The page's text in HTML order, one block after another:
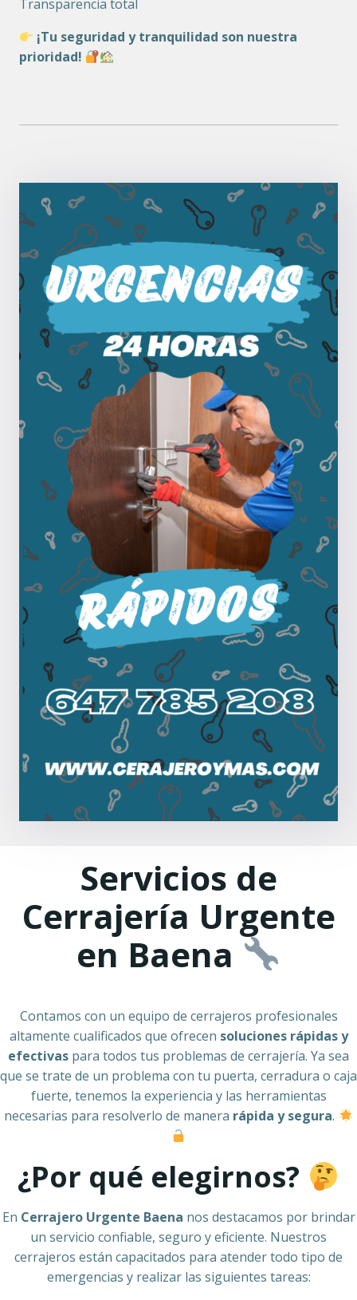
Transparencia total
¡Tu seguridad y tranquilidad son nuestra
prioridad!
Servicios de
Cerrajería Urgente
en Baena
Contamos con un equipo de cerrajeros profesionales
altamente cualificados que ofrecen soluciones rápidas y
efectivas para todos tus problemas de cerrajería. Ya sea
que se trate de un problema con tu puerta, cerradura o caja
fuerte, tenemos la experiencia y las herramientas
necesarias para resolverlo de manera rápida y segura.
¿Por qué elegirnos?
En Cerrajero Urgente Baena nos destacamos por brindar
un servicio confiable, seguro y eficiente. Nuestros
cerrajeros están capacitados para atender todo tipo de
emergencias y realizar las siguientes tareas: